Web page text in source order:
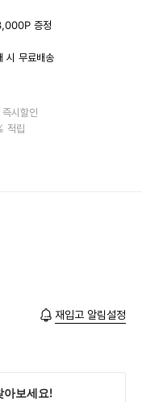
증정
무료배송
시할인
적립
재입고 알림설정